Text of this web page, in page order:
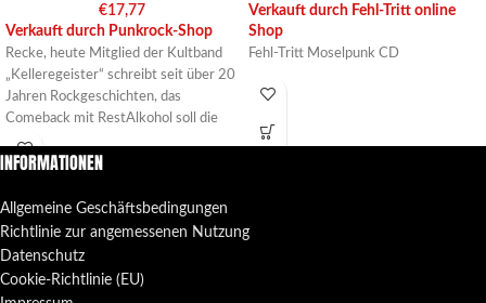
€17,77
Verkauft durch Punkrock-Shop
Recke, heute Mitglied der Kultband
„Kelleregeister“ schreibt seit über 20
Jahren Rockgeschichten, das
Comeback mit RestAlkohol soll die
Rockszene erschüttern,
Verkauft durch Fehl-Tritt online
Shop
Fehl-Tritt Moselpunk CD
INFORMATIONEN
Allgemeine Geschäftsbedingungen
Richtlinie zur angemessenen Nutzung
Datenschutz
Cookie-Richtlinie (EU)